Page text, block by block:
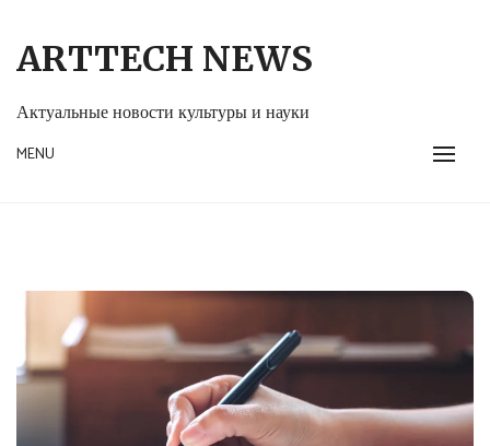
content
ARTTECH NEWS
Актуальные новости культуры и науки
MENU